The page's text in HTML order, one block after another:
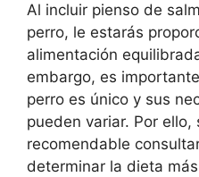
Al incluir pienso de
perro, le estarás
alimentación
embargo, es
perro es único y sus
pueden variar. Por ello,
recomendable
determinar la dieta